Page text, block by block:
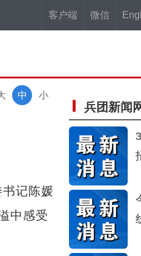
客户端 微信
小
中
记陈媛
中感受
兵团新闻